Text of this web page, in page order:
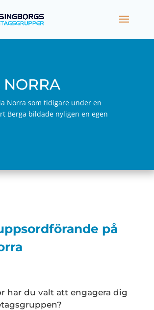
Norra som tidigare under en
Berga bildade nyligen en egen
på
har du valt att engagera dig